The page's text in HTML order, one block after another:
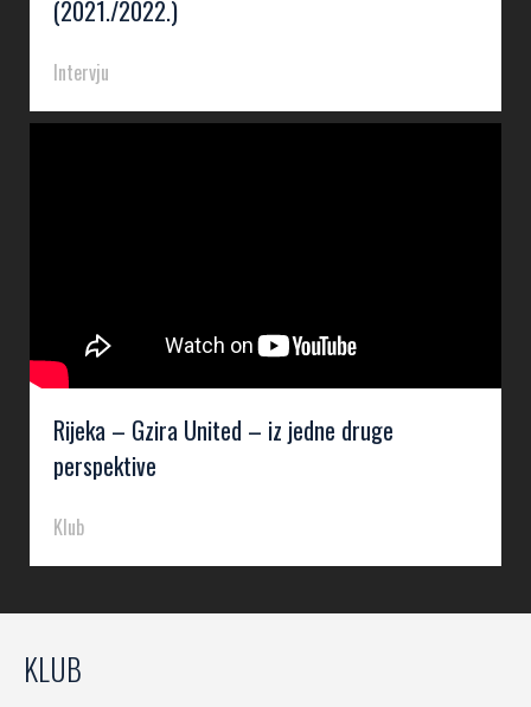
(2021./2022.)
Intervju
Rijeka – Gzira United – iz jedne druge
perspektive
Klub
KLUB